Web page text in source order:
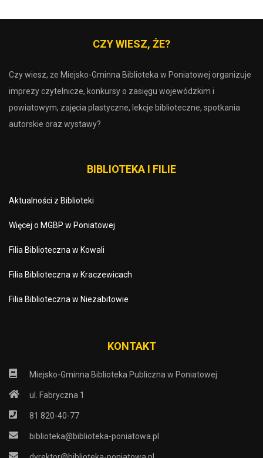
CZY WIESZ, ŻE?
Czy wiesz, że Miejsko-Gminna Biblioteka w Poniatowej organizuje
imprezy czytelnicze, konkursy o zasięgu wojewódzkim i
powiatowym, zajęcia plastyczne, lekcje biblioteczne, spotkania
autorskie oraz wystawy?
BIBLIOTEKA I FILIE
Aktualności z Biblioteki
Więcej o MGBP w Poniatowej
Filia Biblioteczna w Kowali
Filia Biblioteczna w Kraczewicach
Filia Biblioteczna w Niezabitowie
KONTAKT
Miejsko-Gminna Biblioteka Publiczna w Poniatowej
ul. Fabryczna 1
81 820-40-77
biblioteka@biblioteka-poniatowa.pl